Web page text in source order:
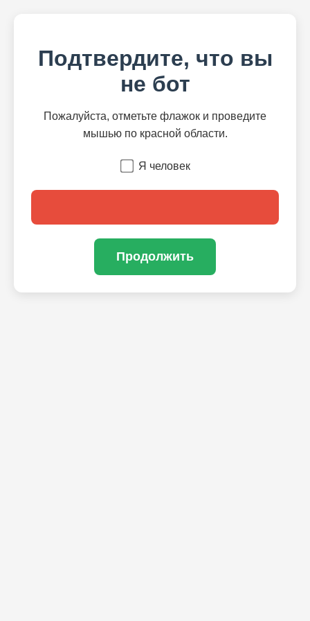
Подтвердите, что вы
не бот
Пожалуйста, отметьте флажок и проведите
мышью по красной области.
Я человек
Продолжить